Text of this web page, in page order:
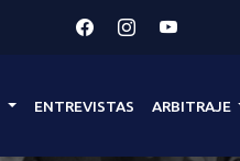
ENTREVISTAS ARBITRAJE